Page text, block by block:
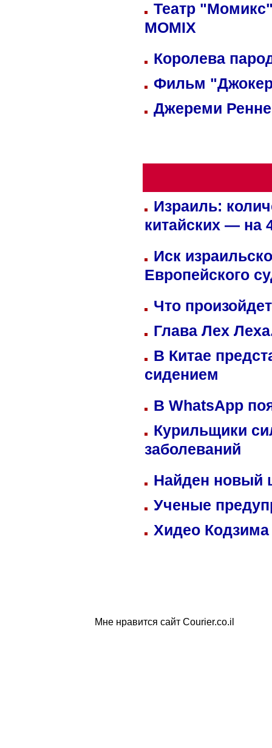
Театр
MOMIX
Королева
Фильм
Джереми
Израиль:
китайских — на
Иск
Европейского
Что
Глава Лех
В Китае
сидением
В WhatsApp
Курильщики
заболеваний
Найден
Ученые
Хидео
Мне нравится сайт Courier.co.il